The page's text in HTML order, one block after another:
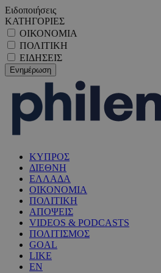
Ειδοποιήσεις
ΚΑΤΗΓΟΡΙΕΣ
ΟΙΚΟΝΟΜΙΑ
ΠΟΛΙΤΙΚΗ
ΕΙΔΗΣΕΙΣ
ΚΥΠΡΟΣ
ΔΙΕΘΝΗ
ΕΛΛΑΔΑ
ΟΙΚΟΝΟΜΙΑ
ΠΟΛΙΤΙΚΗ
ΑΠΟΨΕΙΣ
VIDEOS & PODCASTS
ΠΟΛΙΤΙΣΜΟΣ
GOAL
LIKE
EN